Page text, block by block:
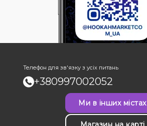
Телефон для зв'язку з усіх питань
+380997002052
Ми в інших містах